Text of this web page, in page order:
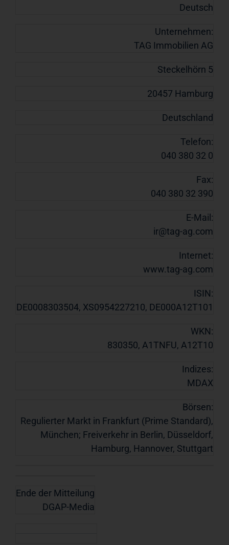
Deutsch
Unternehmen:
TAG Immobilien AG
Steckelhörn 5
20457 Hamburg
Deutschland
Telefon:
040 380 32 0
Fax:
040 380 32 390
E-Mail:
ir@tag-ag.com
Internet:
www.tag-ag.com
ISIN:
DE0008303504, XS0954227210, DE000A12T101
WKN:
830350, A1TNFU, A12T10
Indizes:
MDAX
Börsen:
Regulierter Markt in Frankfurt (Prime Standard),
München; Freiverkehr in Berlin, Düsseldorf,
Hamburg, Hannover, Stuttgart
Ende der Mitteilung
DGAP-Media